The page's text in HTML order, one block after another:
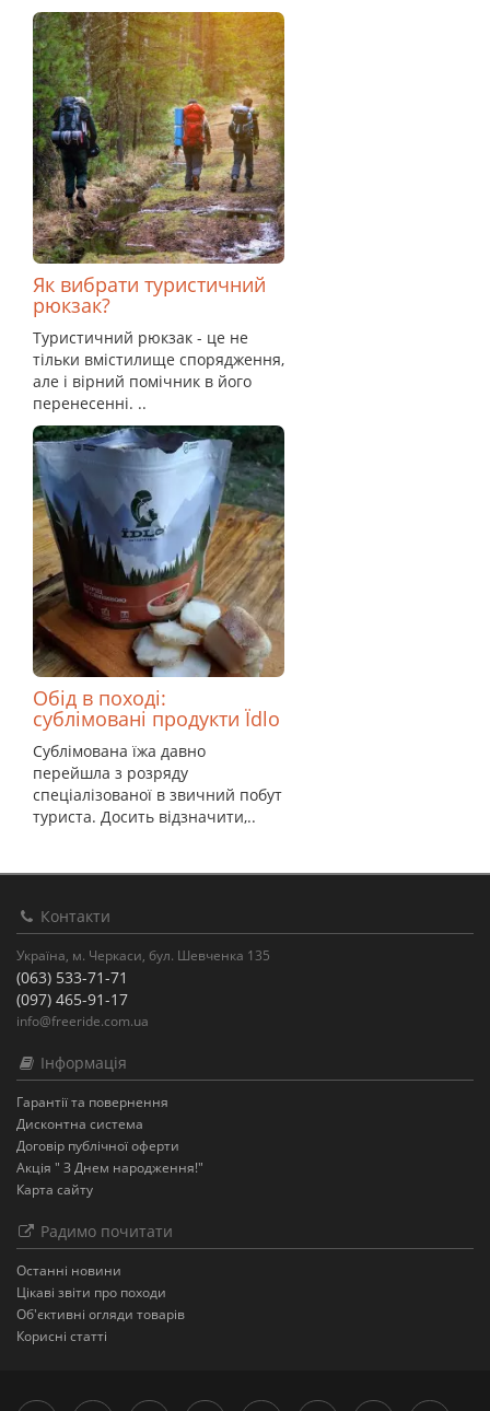
Як вибрати туристичний
рюкзак?
Туристичний рюкзак - це не
тільки вмістилище спорядження,
але і вірний помічник в його
перенесенні. ..
Обід в поході:
сублімовані продукти Їdlo
Сублімована їжа давно
перейшла з розряду
спеціалізованої в звичний побут
туриста. Досить відзначити,..
Контакти
Україна, м. Черкаси, бул. Шевченка 135
(063) 533-71-71
(097) 465-91-17
info@freeride.com.ua
Інформація
Гарантії та повернення
Дисконтна система
Договір публічної оферти
Акція " З Днем народження!"
Карта сайту
Радимо почитати
Останнi новини
Цікаві звіти про походи
Об'єктивні огляди товарів
Корисні статті